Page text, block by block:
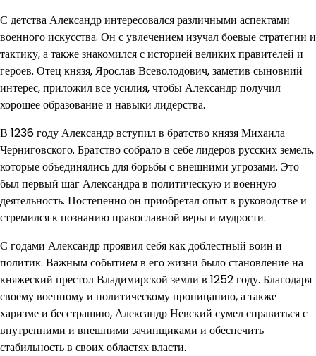
С детства Александр интересовался различными аспектами
военного искусства. Он с увлечением изучал боевые стратегии и
тактику, а также знакомился с историей великих правителей и
героев. Отец князя, Ярослав Всеволодович, заметив сыновний
интерес, приложил все усилия, чтобы Александр получил
хорошее образование и навыки лидерства.
В 1236 году Александр вступил в братство князя Михаила
Черниговского. Братство собрало в себе лидеров русских земель,
которые объединялись для борьбы с внешними угрозами. Это
был первый шаг Александра в политическую и военную
деятельность. Постепенно он приобретал опыт в руководстве и
стремился к познанию православной веры и мудрости.
С годами Александр проявил себя как доблестный воин и
политик. Важным событием в его жизни было становление на
княжеский престол Владимирской земли в 1252 году. Благодаря
своему военному и политическому проницанию, а также
харизме и бесстрашию, Александр Невский сумел справиться с
внутренними и внешними зачинщиками и обеспечить
стабильность в своих областях власти.